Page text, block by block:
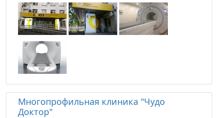
Многопрофильная клиника "Чудо
Доктор"